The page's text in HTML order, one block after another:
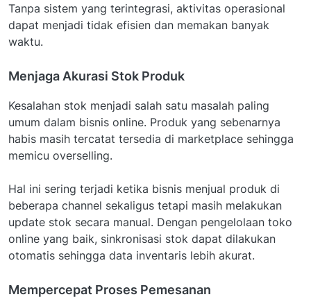
Tanpa sistem yang terintegrasi, aktivitas operasional
dapat menjadi tidak efisien dan memakan banyak
waktu.
Menjaga Akurasi Stok Produk
Kesalahan stok menjadi salah satu masalah paling
umum dalam bisnis online. Produk yang sebenarnya
habis masih tercatat tersedia di marketplace sehingga
memicu overselling.
Hal ini sering terjadi ketika bisnis menjual produk di
beberapa channel sekaligus tetapi masih melakukan
update stok secara manual. Dengan pengelolaan toko
online yang baik, sinkronisasi stok dapat dilakukan
otomatis sehingga data inventaris lebih akurat.
Mempercepat Proses Pemesanan